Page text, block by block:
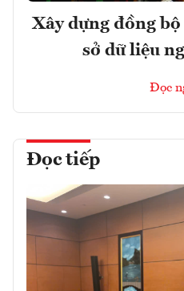
Xây dựng đồng
sở dữ liệu
Đọc
Đọc tiếp